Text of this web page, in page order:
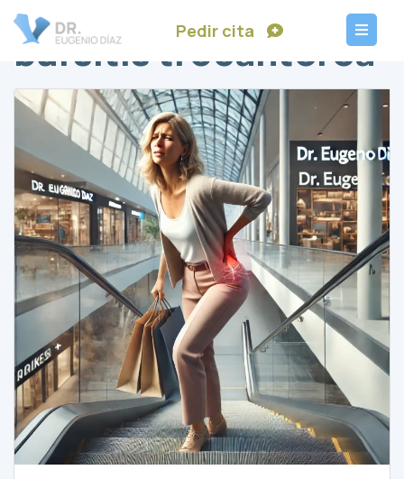
Pedir cita
bursitis trocantérea